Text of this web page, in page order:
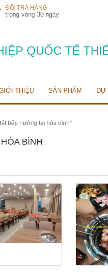
ĐỔI TRẢ HÀNG
trong vòng 30 ngày
QUỐC TẾ
THIỆU SẢN PHẨM DỰ
bếp nướng tại hòa bình”
BÌNH